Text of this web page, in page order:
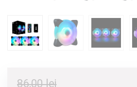
86,00lei